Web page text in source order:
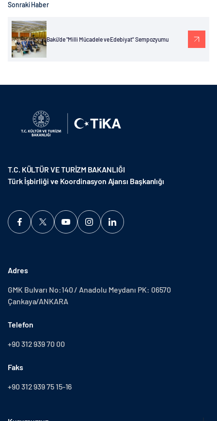
Sonraki Haber
Bakü'de "Milli Mücadele ve Edebiyat" Sempozyumu
T.C. KÜLTÜR VE TURİZM BAKANLIĞI
Türk İşbirliği ve Koordinasyon Ajansı Başkanlığı
Adres
GMK Bulvarı No:140 / Anadolu Meydanı PK: 06570
Çankaya/ANKARA
Telefon
+90 312 939 70 00
Faks
+90 312 939 75 15-16